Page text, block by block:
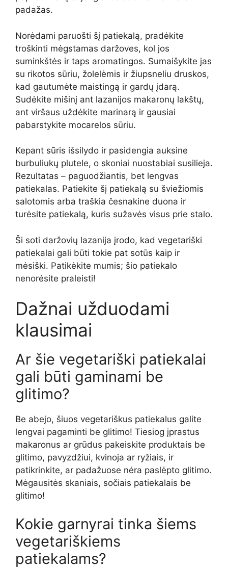
padažas.
Norėdami paruošti šį patiekalą, pradėkite
troškinti mėgstamas daržoves, kol jos
suminkštės ir taps aromatingos. Sumaišykite jas
su rikotos sūriu, žolelėmis ir žiupsneliu druskos,
kad gautumėte maistingą ir gardų įdarą.
Sudėkite mišinį ant lazanijos makaronų lakštų,
ant viršaus uždėkite marinarą ir gausiai
pabarstykite mocarelos sūriu.
Kepant sūris išsilydo ir pasidengia auksine
burbuliukų plutele, o skoniai nuostabiai susilieja.
Rezultatas – paguodžiantis, bet lengvas
patiekalas. Patiekite šį patiekalą su šviežiomis
salotomis arba traškia česnakine duona ir
turėsite patiekalą, kuris sužavės visus prie stalo.
Ši soti daržovių lazanija įrodo, kad vegetariški
patiekalai gali būti tokie pat sotūs kaip ir
mėsiški. Patikėkite mumis; šio patiekalo
nenorėsite praleisti!
Dažnai užduodami
klausimai
Ar šie vegetariški patiekalai
gali būti gaminami be
glitimo?
Be abejo, šiuos vegetariškus patiekalus galite
lengvai pagaminti be glitimo! Tiesiog įprastus
makaronus ar grūdus pakeiskite produktais be
glitimo, pavyzdžiui, kvinoja ar ryžiais, ir
patikrinkite, ar padažuose nėra paslėpto glitimo.
Mėgausitės skaniais, sočiais patiekalais be
glitimo!
Kokie garnyrai tinka šiems
vegetariškiems
patiekalams?